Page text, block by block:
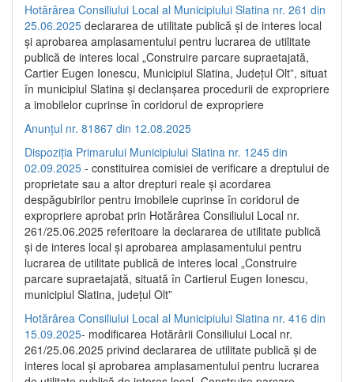
Hotărârea Consiliului Local al Municipiului Slatina nr. 261 din
25.06.2025 declararea de utilitate publică și de interes local
și aprobarea amplasamentului pentru lucrarea de utilitate
publică de interes local „Construire parcare supraetajată,
Cartier Eugen Ionescu, Municipiul Slatina, Județul Olt”, situat
în municipiul Slatina și declanșarea procedurii de expropriere
a imobilelor cuprinse în coridorul de expropriere
Anunțul nr. 81867 din 12.08.2025
Dispoziția Primarului Municipiului Slatina nr. 1245 din
02.09.2025 - constituirea comisiei de verificare a dreptului de
proprietate sau a altor drepturi reale și acordarea
despăgubirilor pentru imobilele cuprinse în coridorul de
expropriere aprobat prin Hotărârea Consiliului Local nr.
261/25.06.2025 referitoare la declararea de utilitate publică
și de interes local și aprobarea amplasamentului pentru
lucrarea de utilitate publică de interes local „Construire
parcare supraetajată, situată în Cartierul Eugen Ionescu,
municipiul Slatina, județul Olt”
Hotărârea Consiliului Local al Municipiului Slatina nr. 416 din
15.09.2025- modificarea Hotărârii Consiliului Local nr.
261/25.06.2025 privind declararea de utilitate publică și de
interes local și aprobarea amplasamentului pentru lucrarea